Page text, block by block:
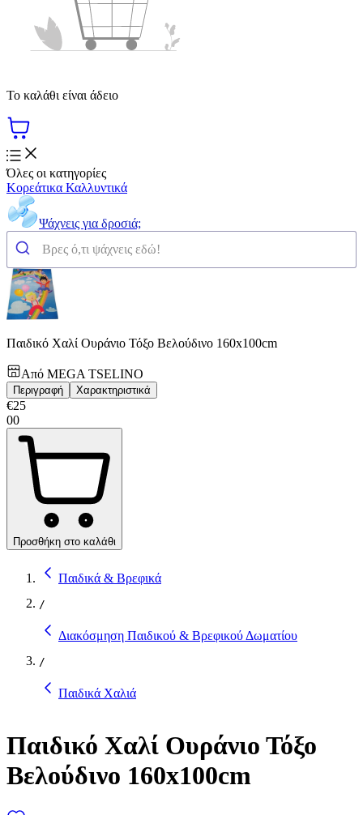
Το καλάθι είναι άδειο
Όλες οι κατηγορίες
Κορεάτικα Καλλυντικά
Ψάχνεις για δροσιά;
Παιδικό Χαλί Ουράνιο Τόξο Βελούδινο 160x100cm
Από MEGA TSELINO
Περιγραφή Χαρακτηριστικά
€25
00
Προσθήκη στο καλάθι
Παιδικά & Βρεφικά
/
Διακόσμηση Παιδικού & Βρεφικού Δωματίου
/
Παιδικά Χαλιά
Παιδικό Χαλί Ουράνιο Τόξο
Βελούδινο 160x100cm